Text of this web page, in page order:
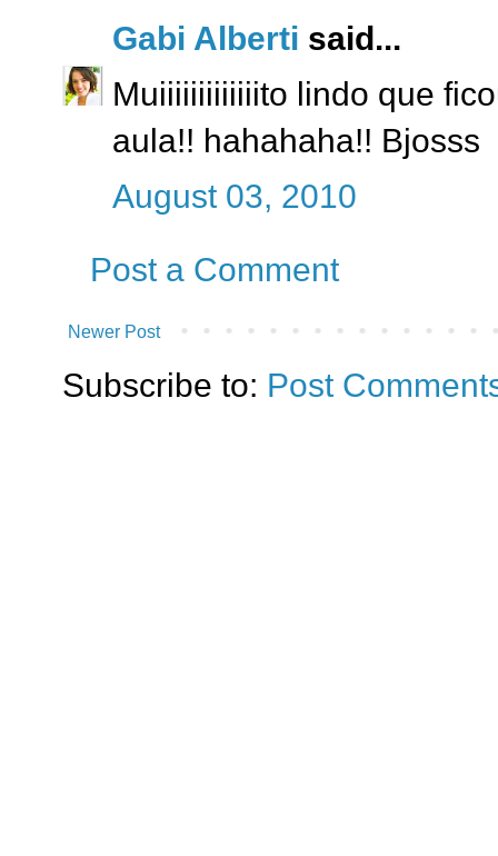
Gabi Alberti said...
Muiiiiiiiiiiiiito lindo que
aula!! hahahaha!! Bjosss
August 03, 2010
Post a Comment
Newer Post
Subscribe to: Post